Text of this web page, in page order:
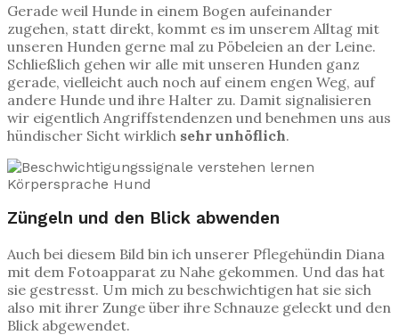
Gerade weil Hunde in einem Bogen aufeinander
zugehen, statt direkt, kommt es im unserem Alltag mit
unseren Hunden gerne mal zu Pöbeleien an der Leine.
Schließlich gehen wir alle mit unseren Hunden ganz
gerade, vielleicht auch noch auf einem engen Weg, auf
andere Hunde und ihre Halter zu. Damit signalisieren
wir eigentlich Angriffstendenzen und benehmen uns aus
hündischer Sicht wirklich sehr unhöflich.
Züngeln und den Blick abwenden
Auch bei diesem Bild bin ich unserer Pflegehündin Diana
mit dem Fotoapparat zu Nahe gekommen. Und das hat
sie gestresst. Um mich zu beschwichtigen hat sie sich
also mit ihrer Zunge über ihre Schnauze geleckt und den
Blick abgewendet.